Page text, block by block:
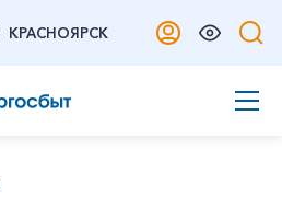
КРАСНОЯРСК